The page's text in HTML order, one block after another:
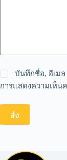
บันทึกชื่อ, อีเมล
การแสดงความเห็น
ส่ง